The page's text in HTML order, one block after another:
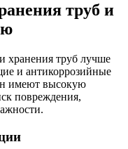
труб и
хранения труб лучше
и антикоррозийные
имеют высокую
повреждения,